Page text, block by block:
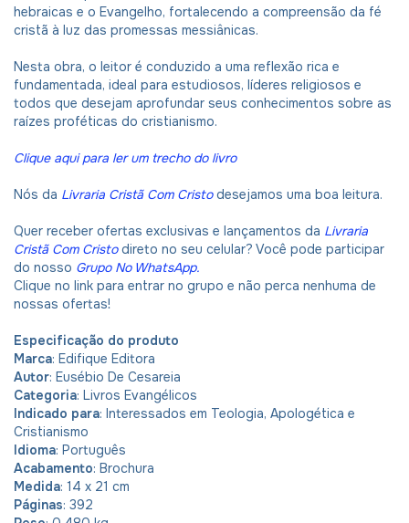
hebraicas e o Evangelho, fortalecendo a compreensão da fé
cristã à luz das promessas messiânicas.
Nesta obra, o leitor é conduzido a uma reflexão rica e
fundamentada, ideal para estudiosos, líderes religiosos e
todos que desejam aprofundar seus conhecimentos sobre as
raízes proféticas do cristianismo.
Clique aqui para ler um trecho do livro
Nós da Livraria Cristã Com Cristo desejamos uma boa leitura.
Quer receber ofertas exclusivas e lançamentos da Livraria
Cristã Com Cristodireto no seu celular? Você pode participar
do nosso Grupo No WhatsApp.
Clique no link para entrar no grupo e não perca nenhuma de
nossas ofertas!
Especificação do produto
Marca: Edifique Editora
Autor: Eusébio De Cesareia
Categoria: Livros Evangélicos
Indicado para: Interessados em Teologia, Apologética e
Cristianismo
Idioma: Português
Acabamento: Brochura
Medida: 14 x 21 cm
Páginas: 392